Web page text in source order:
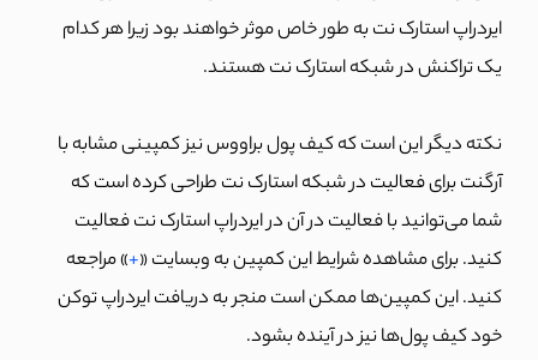
ایردراپ استارک نت به طور خاص موثر خواهند بود زیرا هر کدام
یک تراکنش در شبکه استارک نت هستند.
نکته دیگر این است که کیف پول براووس نیز کمپینی مشابه با
آرگنت برای فعالیت در شبکه استارک نت طراحی کرده است که
شما می‌توانید با فعالیت در آن در ایردراپ استارک نت فعالیت
کنید. برای مشاهده شرایط این کمپین به وبسایت «+» مراجعه
کنید. این کمپین‌ها ممکن است منجر به دریافت ایردراپ توکن
خود کیف پول‌ها نیز در آینده بشود.